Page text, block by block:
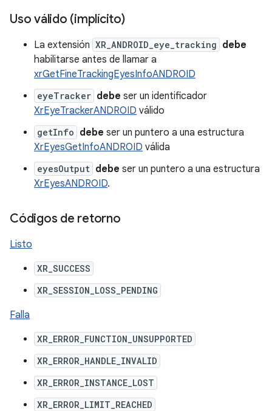
Uso válido (implícito)
La extensión XR_ANDROID_eye_tracking debe
habilitarse antes de llamar a
xrGetFineTrackingEyesInfoANDROID
eyeTracker debe ser un identificador
XrEyeTrackerANDROID válido
getInfo debe ser un puntero a una estructura
XrEyesGetInfoANDROID válida
eyesOutput debe ser un puntero a una estructura
XrEyesANDROID.
Códigos de retorno
Listo
XR_SUCCESS
XR_SESSION_LOSS_PENDING
Falla
XR_ERROR_FUNCTION_UNSUPPORTED
XR_ERROR_HANDLE_INVALID
XR_ERROR_INSTANCE_LOST
XR_ERROR_LIMIT_REACHED